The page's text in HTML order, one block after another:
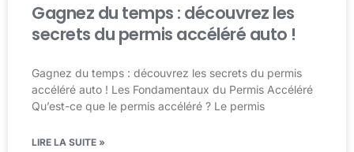
Gagnez du temps : découvrez les
secrets du permis accéléré auto !
Gagnez du temps : découvrez les secrets du permis
accéléré auto ! Les Fondamentaux du Permis Accéléré
Qu’est-ce que le permis accéléré ? Le permis
LIRE LA SUITE »